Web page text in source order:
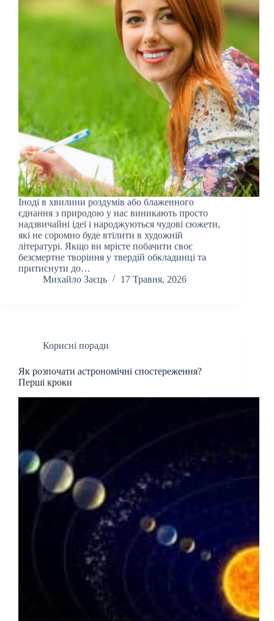
Іноді в хвилини роздумів або блаженного
єднання з природою у нас виникають просто
надзвичайні ідеї і народжуються чудові сюжети,
які не соромно буде втілити в художній
літературі. Якщо ви мрієте побачити своє
безсмертне творіння у твердій обкладинці та
притиснути до…
Михайло Заєць
17 Травня, 2026
Корисні поради
Як розпочати астрономічні спостереження?
Перші кроки